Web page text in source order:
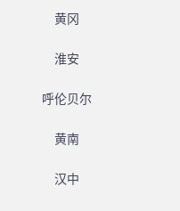
黄冈
淮安
呼伦贝尔
黄南
汉中